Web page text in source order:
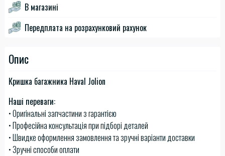
В магазині
Передплата на розрахунковий рахунок
Опис
Кришка багажника Haval Jolion
Наші переваги:
• Оригінальні запчастини з гарантією
• Професійна консультація при підборі деталей
• Швидке оформлення замовлення та зручні варіанти доставки
• Зручні способи оплати